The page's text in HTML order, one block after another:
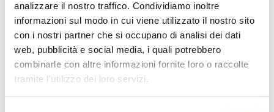
analizzare il nostro traffico. Condividiamo inoltre
informazioni sul modo in cui viene utilizzato il nostro sito
con i nostri partner che si occupano di analisi dei dati
web, pubblicità e social media, i quali potrebbero
combinarle con altre informazioni fornite loro o raccolte
tramite l'utilizzo dei loro servizi.
Nel 2018 Rextart apre le sue porte allo Sport. La passione
per la competizione travolge la nostra azienda. Da
quest’anno collaboriamo con il CONI (operativamente con
ConiNet) nella realizzazione di...